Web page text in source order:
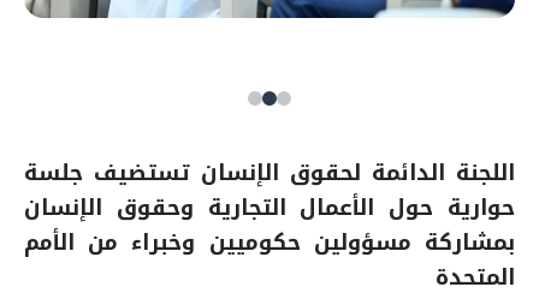
اللجنة الدائمة لحقوق الإنسان تستضيف جلسة
حوارية حول الأعمال التجارية وحقوق الإنسان
بمشاركة مسؤولين حكوميين وخبراء من الأمم
المتحدة